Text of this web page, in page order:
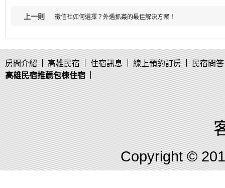
上一則 徵信社如何選擇？外遇抓姦的最佳解決方案！
房間介紹 高雄民宿 住宿訊息 線上預約訂房
民宿問答
高雄民宿推薦包棟住宿
Copyright ©